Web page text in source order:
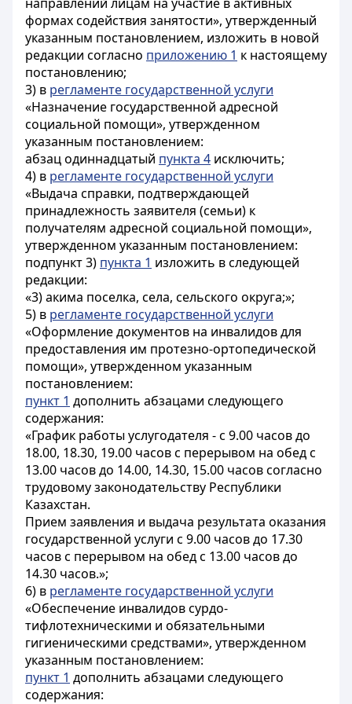
формах содействия занятости», утвержденный
указанным постановлением, изложить в новой
редакции согласно приложению 1 к настоящему
постановлению;
3) в регламенте государственной услуги
«Назначение государственной адресной
социальной помощи», утвержденном
указанным постановлением:
абзац одиннадцатый пункта 4 исключить;
4) в регламенте государственной услуги
«Выдача справки, подтверждающей
принадлежность заявителя (семьи) к
получателям адресной социальной помощи»,
утвержденном указанным постановлением:
подпункт 3) пункта 1 изложить в следующей
редакции:
«3) акима поселка, села, сельского округа;»;
5) в регламенте государственной услуги
«Оформление документов на инвалидов для
предоставления им протезно-ортопедической
помощи», утвержденном указанным
постановлением:
пункт 1 дополнить абзацами следующего
содержания:
«График работы услугодателя - с 9.00 часов до
18.00, 18.30, 19.00 часов с перерывом на обед с
13.00 часов до 14.00, 14.30, 15.00 часов согласно
трудовому законодательству Республики
Казахстан.
Прием заявления и выдача результата оказания
государственной услуги с 9.00 часов до 17.30
часов с перерывом на обед с 13.00 часов до
14.30 часов.»;
6) в регламенте государственной услуги
«Обеспечение инвалидов сурдо-
тифлотехническими и обязательными
гигиеническими средствами», утвержденном
указанным постановлением:
пункт 1 дополнить абзацами следующего
содержания: